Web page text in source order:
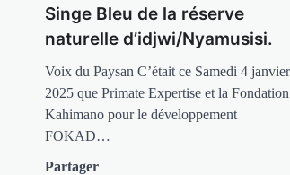
Singe Bleu de la réserve
naturelle d’idjwi/Nyamusisi.
Voix du Paysan C’était ce Samedi 4 janvier
2025 que Primate Expertise et la Fondation
Kahimano pour le développement
FOKAD…
Partager